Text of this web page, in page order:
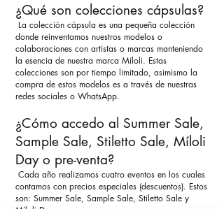
¿Qué son colecciones cápsulas?
La colección cápsula es una pequeña colección
donde reinventamos nuestros modelos o
colaboraciones con artistas o marcas manteniendo
la esencia de nuestra marca Míloli. Estas
colecciones son por tiempo limitado, asimismo la
compra de estos modelos es a través de nuestras
redes sociales o WhatsApp.
¿Cómo accedo al Summer Sale,
Sample Sale, Stiletto Sale, Míloli
Day o pre-venta?
Cada año realizamos cuatro eventos en los cuales
contamos con precios especiales (descuentos). Estos
son: Summer Sale, Sample Sale, Stiletto Sale y